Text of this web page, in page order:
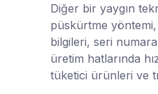
Diğer bir yaygın
püskürtme
bilgileri, seri
üretim hatlarında
tüketici ürünleri ve